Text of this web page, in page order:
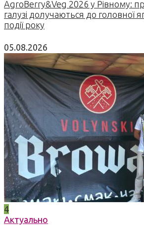
AgroBerry&Veg 2026 у Рівному:
галузі долучаються до головної
події року
05.08.2026
4
Актуально